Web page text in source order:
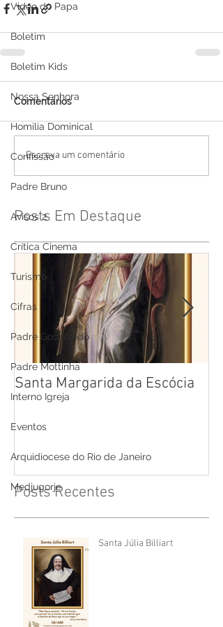
Video do Papa
Boletim
Boletim Kids
Nossa Senhora
Homilia Dominical
Confissão
Padre Bruno
Avisos 2
Crítica Cinema
Turismo
Cifras
Padre Godofredo
Padre Mottinha
Interno Igreja
Eventos
Arquidiocese do Rio de Janeiro
Medjugorje
Comentários
Escreva um comentário
Posts Em Destaque
Santa Margarida da Escócia
Posts Recentes
Santa Júlia Billiart